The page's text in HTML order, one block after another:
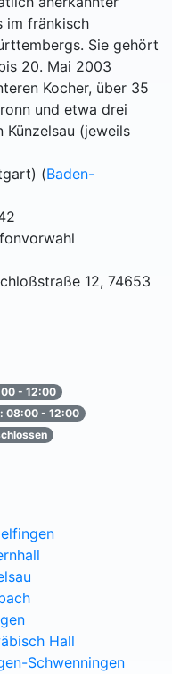
im fränkisch
Sie gehört
20. Mai 2003
Kocher, über 35
und etwa drei
(jeweils
(Baden-
12, 74653
- 12:00
08:00 - 12:00
Hall
Schwenningen